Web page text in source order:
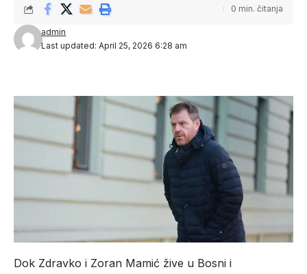
Last updated: April 25, 2026 6:28 am
admin
0 min. čitanja
Dok Zdravko i Zoran Mamić žive u Bosni i